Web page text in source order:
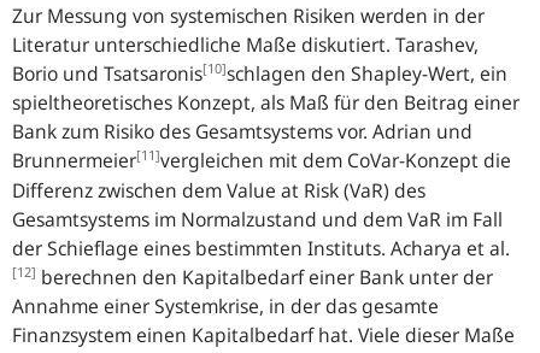
Zur Messung von systemischen Risiken werden in der
Literatur unterschiedliche Maße diskutiert. Tarashev,
Borio und Tsatsaronis[10]schlagen den Shapley-Wert, ein
spieltheoretisches Konzept, als Maß für den Beitrag einer
Bank zum Risiko des Gesamtsystems vor. Adrian und
Brunnermeier[11]vergleichen mit dem CoVar-Konzept die
Differenz zwischen dem Value at Risk (VaR) des
Gesamtsystems im Normalzustand und dem VaR im Fall
der Schieflage eines bestimmten Instituts. Acharya et al.
[12] berechnen den Kapitalbedarf einer Bank unter der
Annahme einer Systemkrise, in der das gesamte
Finanzsystem einen Kapitalbedarf hat. Viele dieser Maße